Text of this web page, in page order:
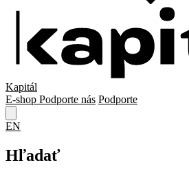
Kapitál
E-shop Podporte nás Podporte
EN
Hľadať